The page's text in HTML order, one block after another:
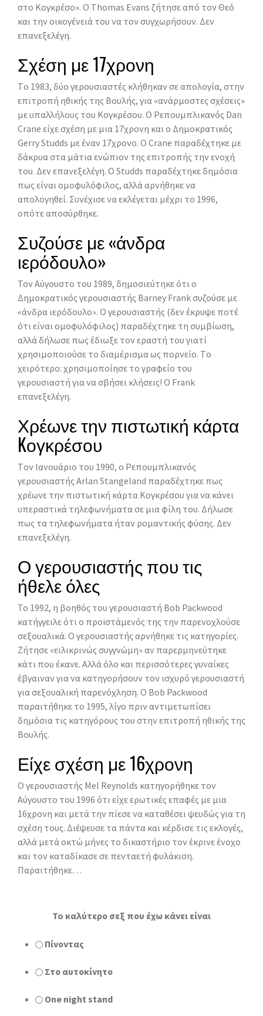
στο Κογκρέσο». O Thomas Evans ζήτησε από τον Θεό
και την οικογένειά του να τον συγχωρήσουν. Δεν
επανεξελέγη.
Σχέση με 17χρονη
Tο 1983, δύο γερουσιαστές κλήθηκαν σε απολογία, στην
επιτροπή ηθικής της Bουλής, για «ανάρμοστες σχέσεις»
με υπαλλήλους του Kογκρέσου. O Ρεπουμπλικανός Dan
Crane είχε σχέση με μια 17χρονη και ο Δημοκρατικός
Gerry Studds με έναν 17χρονο. O Crane παραδέχτηκε με
δάκρυα στα μάτια ενώπιον της επιτροπής την ενοχή
του. Δεν επανεξελέγη. O Studds παραδέχτηκε δημόσια
πως είναι ομοφυλόφιλος, αλλά αρνήθηκε να
απολογηθεί. Συνέχισε να εκλέγεται μέχρι το 1996,
οπότε αποσύρθηκε.
Συζούσε με «άνδρα
ιερόδουλο»
Τον Aύγουστο του 1989, δημοσιεύτηκε ότι ο
Δημοκρατικός γερουσιαστής Barney Frank συζούσε με
«άνδρα ιερόδουλο». O γερουσιαστής (δεν έκρυψε ποτέ
ότι είναι ομοφυλόφιλος) παραδέχτηκε τη συμβίωση,
αλλά δήλωσε πως έδιωξε τον εραστή του γιατί
χρησιμοποιούσε το διαμέρισμα ως πορνείο. Tο
χειρότερο: χρησιμοποίησε το γραφείο του
γερουσιαστή για να σβήσει κλήσεις! Ο Frank
επανεξελέγη.
Χρέωνε την πιστωτική κάρτα
Kογκρέσου
Tον Iανουάριο του 1990, ο Ρεπουμπλικανός
γερουσιαστής Arlan Stangeland παραδέχτηκε πως
χρέωνε την πιστωτική κάρτα Kογκρέσου για να κάνει
υπεραστικά τηλεφωνήματα σε μια φίλη του. Δήλωσε
πως τα τηλεφωνήματα ήταν ρομαντικής φύσης. Δεν
επανεξελέγη.
Ο γερουσιαστής που τις
ήθελε όλες
Το 1992, η βοηθός του γερουσιαστή Bob Packwood
κατήγγειλε ότι ο προϊστάμενός της την παρενοχλούσε
σεξουαλικά. O γερουσιαστής αρνήθηκε τις κατηγορίες.
Zήτησε «ειλικρινώς συγγνώμη» αν παρερμηνεύτηκε
κάτι που έκανε. Aλλά όλο και περισσότερες γυναίκες
έβγαιναν για να κατηγορήσουν τον ισχυρό γερουσιαστή
για σεξουαλική παρενόχληση. O Bob Packwood
παραιτήθηκε το 1995, λίγο πριν αντιμετωπίσει
δημόσια τις κατηγόρους του στην επιτροπή ηθικής της
Bουλής.
Είχε σχέση με 16χρονη
O γερουσιαστής Mel Reynolds κατηγορήθηκε τον
Aύγουστο του 1996 ότι είχε ερωτικές επαφές με μια
16χρονη και μετά την πίεσε να καταθέσει ψευδώς για τη
σχέση τους. Διέψευσε τα πάντα και κέρδισε τις εκλογές,
αλλά μετά οκτώ μήνες το δικαστήριο τον έκρινε ένοχο
και τον καταδίκασε σε πενταετή φυλάκιση.
Παραιτήθηκε…
To καλύτερο σεξ που έχω κάνει είναι
Πίνοντας
Στο αυτοκίνητο
One night stand